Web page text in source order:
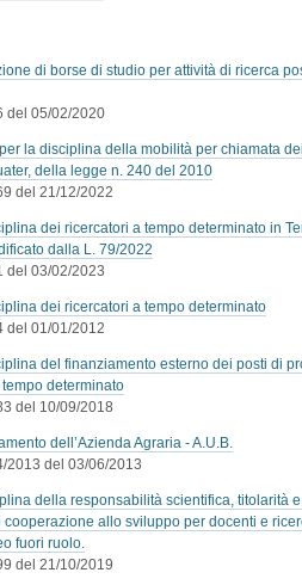
di borse di studio per attività di ricerca
del 05/02/2020
la disciplina della mobilità per chiamata
della legge n. 240 del 2010
del 21/12/2022
dei ricercatori a tempo determinato in
dalla L. 79/2022
del 03/02/2023
dei ricercatori a tempo determinato
del 01/01/2012
del finanziamento esterno dei posti di
determinato
del 10/09/2018
dell’Azienda Agraria - A.U.B.
2013 del 03/06/2013
della responsabilità scientifica, titolarità
allo sviluppo per docenti e
fuori ruolo.
del 21/10/2019